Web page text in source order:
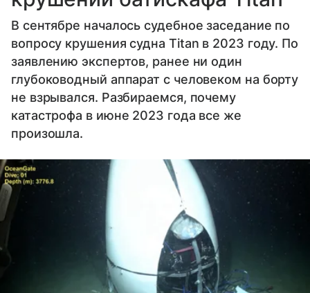
В сентябре началось судебное заседание по
вопросу крушения судна Titan в 2023 году. По
заявлению экспертов, ранее ни один
глубоководный аппарат с человеком на борту
не взрывался. Разбираемся, почему
катастрофа в июне 2023 года все же
произошла.